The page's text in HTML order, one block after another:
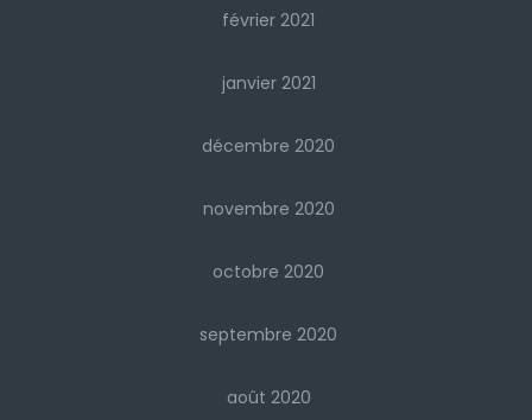
février 2021
janvier 2021
décembre 2020
novembre 2020
octobre 2020
septembre 2020
août 2020